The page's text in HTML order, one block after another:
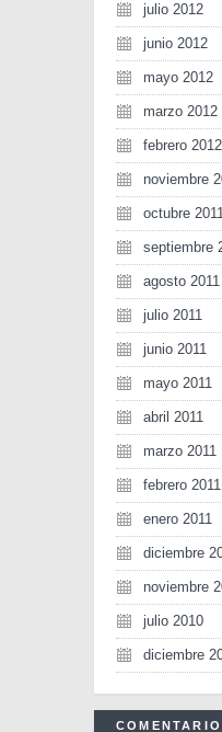
julio 2012
junio 2012
mayo 2012
marzo 2012
febrero 2012
noviembre
octubre
septiembre
agosto 2011
julio 2011
junio 2011
mayo 2011
abril 2011
marzo 2011
febrero 2011
enero 2011
diciembre
noviembre
julio 2010
diciembre